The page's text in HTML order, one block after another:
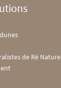
de Ré Nature